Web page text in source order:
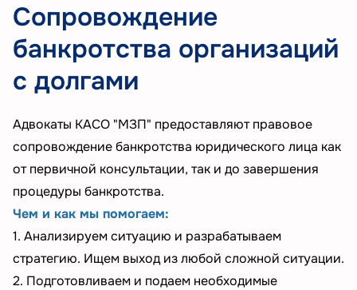
Сопровождение
банкротства организаций
с долгами
Адвокаты КАСО "МЗП" предоставляют правовое
сопровождение банкротства юридического лица как
от первичной консультации, так и до завершения
процедуры банкротства.
Чем и как мы помогаем:
1. Анализируем ситуацию и разрабатываем
стратегию. Ищем выход из любой сложной ситуации.
2. Подготовливаем и подаем необходимые